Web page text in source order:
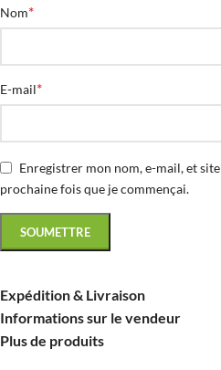
Nom*
E-mail*
Enregistrer mon nom, e-mail, et
prochaine fois que je commençai.
Expédition & Livraison
Informations sur le vendeur
Plus de produits